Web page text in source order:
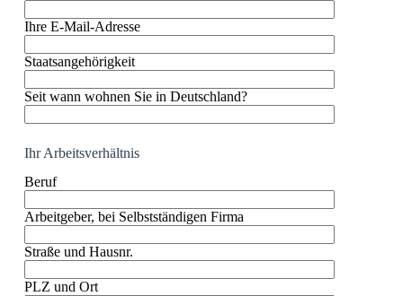
Ihre E-Mail-Adresse
Staatsangehörigkeit
Seit wann wohnen Sie in Deutschland?
Ihr Arbeitsverhältnis
Beruf
Arbeitgeber, bei Selbstständigen Firma
Straße und Hausnr.
PLZ und Ort